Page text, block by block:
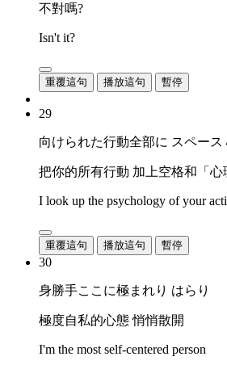
不對嗎?
Isn't it?
重覆這句 播放這句 暫停
29
向けられた行動全部に スペース
把你的所有行動 加上空格和「心
I look up the psychology of your
重覆這句 播放這句 暫停
30
身勝手ここに極まれり はらり
極度自私的心態 悄悄散開
I'm the most self-centered person